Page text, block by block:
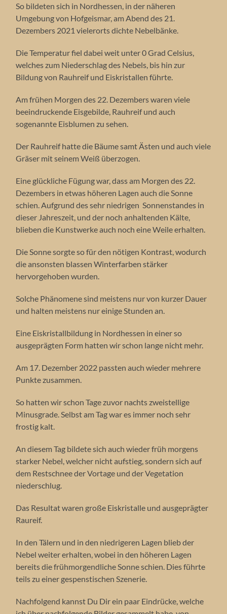
So bildeten sich in Nordhessen, in der näheren
Umgebung von Hofgeismar, am Abend des 21.
Dezembers 2021 vielerorts dichte Nebelbänke.
Die Temperatur fiel dabei weit unter 0 Grad Celsius,
welches zum Niederschlag des Nebels, bis hin zur
Bildung von Rauhreif und Eiskristallen führte.
Am frühen Morgen des 22. Dezembers waren viele
beeindruckende Eisgebilde, Rauhreif und auch
sogenannte Eisblumen zu sehen.
Der Rauhreif hatte die Bäume samt Ästen und auch viele
Gräser mit seinem Weiß überzogen.
Eine glückliche Fügung war, dass am Morgen des 22.
Dezembers in etwas höheren Lagen auch die Sonne
schien. Aufgrund des sehr niedrigen Sonnenstandes in
dieser Jahreszeit, und der noch anhaltenden Kälte,
blieben die Kunstwerke auch noch eine Weile erhalten.
Die Sonne sorgte so für den nötigen Kontrast, wodurch
die ansonsten blassen Winterfarben stärker
hervorgehoben wurden.
Solche Phänomene sind meistens nur von kurzer Dauer
und halten meistens nur einige Stunden an.
Eine Eiskristallbildung in Nordhessen in einer so
ausgeprägten Form hatten wir schon lange nicht mehr.
Am 17. Dezember 2022 passten auch wieder mehrere
Punkte zusammen.
So hatten wir schon Tage zuvor nachts zweistellige
Minusgrade. Selbst am Tag war es immer noch sehr
frostig kalt.
An diesem Tag bildete sich auch wieder früh morgens
starker Nebel, welcher nicht aufstieg, sondern sich auf
dem Restschnee der Vortage und der Vegetation
niederschlug.
Das Resultat waren große Eiskristalle und ausgeprägter
Raureif.
In den Tälern und in den niedrigeren Lagen blieb der
Nebel weiter erhalten, wobei in den höheren Lagen
bereits die frühmorgendliche Sonne schien. Dies führte
teils zu einer gespenstischen Szenerie.
Nachfolgend kannst Du Dir ein paar Eindrücke, welche